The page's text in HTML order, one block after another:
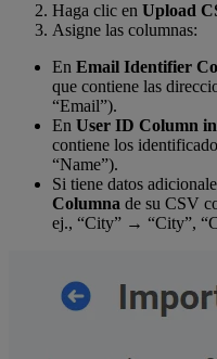
Haga clic en Upload
Asigne las columnas:
En Email Identifier
que contiene las
“Email”).
En User ID Column
contiene los
“Name”).
Si tiene datos
Columna de su CSV
ej., “City” → “City”,